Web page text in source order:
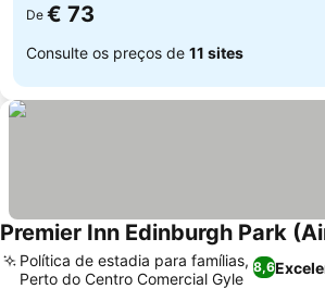
De € 73
Consulte os preços de 11 sites
Premier Inn Edinburgh Park
8,6
Política de estadia para famílias,
Perto do Centro Comercial Gyle